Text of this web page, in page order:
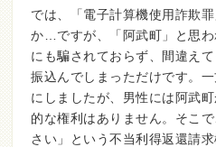
では、「電子計算機使用詐欺
か…ですが、「阿武町」と思
にも騙されておらず、間違え
振込んでしまっただけです。
にしましたが、男性には阿武
的な権利はありません。そこ
さい」という不当利得返還請